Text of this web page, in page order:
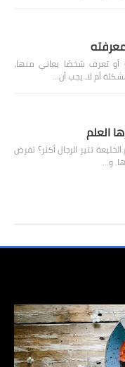
أو تعرف شخصًا يعاني منها،
أم لا، يجب أن…
تثير الرجال أكثر؟ تفرض
و…